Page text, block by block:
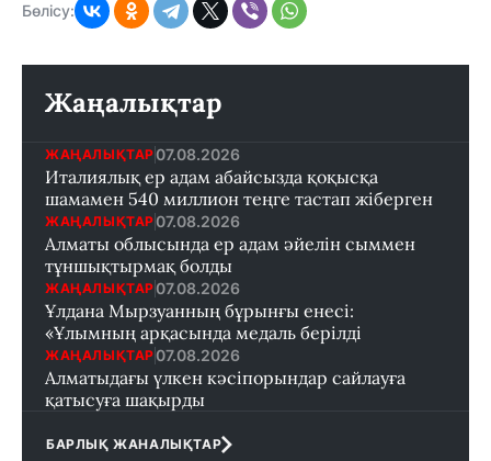
Бөлісу:
Жаңалықтар
ЖАҢАЛЫҚТАР 07.08.2026
Италиялық ер адам абайсызда қоқысқа
шамамен 540 миллион теңге тастап жіберген
ЖАҢАЛЫҚТАР 07.08.2026
Алматы облысында ер адам әйелін сыммен
тұншықтырмақ болды
ЖАҢАЛЫҚТАР 07.08.2026
Ұлдана Мырзуанның бұрынғы енесі:
«Ұлымның арқасында медаль берілді
ЖАҢАЛЫҚТАР 07.08.2026
Алматыдағы үлкен кәсіпорындар сайлауға
қатысуға шақырды
БАРЛЫҚ ЖАНАЛЫҚТАР